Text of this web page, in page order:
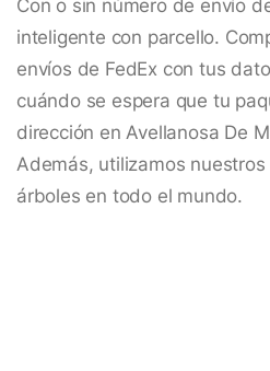
Con o sin número de envío
inteligente con parcello.
envíos de FedEx con tus
cuándo se espera que tu
dirección en Avellanosa De
Además, utilizamos
árboles en todo el mundo.